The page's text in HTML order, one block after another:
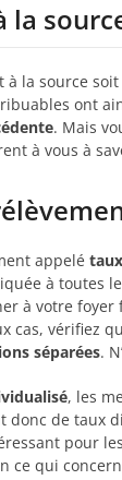
la
à la source
ont
. Mais
à vous à
appelé
à toutes
à votre
cas, vérifiez
séparées.
, les
donc de taux
pour
ce qui